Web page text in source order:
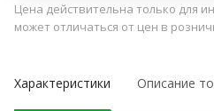
Цена действительна только для
может отличаться от цен в
Характеристики Описание